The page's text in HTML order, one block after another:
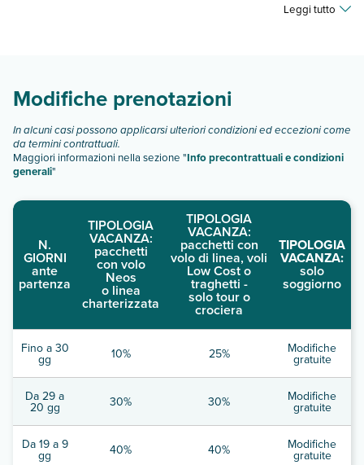
Scopri tutti i dettagli nel paragrafo dedicato "
Leggi tutto
Modifiche prenotazioni
In alcuni casi possono applicarsi ulteriori condizioni ed eccezioni come
da termini contrattuali.
Maggiori informazioni nella sezione "Info precontrattuali e condizioni
generali"
N.
GIORNI
ante
partenza
TIPOLOGIA
VACANZA:
pacchetti
con volo
Neos
o linea
charterizzata
TIPOLOGIA
VACANZA:
pacchetti con
volo di linea, voli
Low Cost o
traghetti -
solo tour o
crociera
TIPOLOGIA
VACANZA:
solo
soggiorno
Fino a 30
gg 10% 25% Modifiche
gratuite
Da 29 a
20 gg 30% 30% Modifiche
gratuite
Da 19 a 9
gg 40% 40% Modifiche
gratuite